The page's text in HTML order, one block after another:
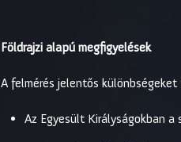
Földrajzi alapú megfigyelések
A felmérés jelentős
Az Egyesült Királyságokban